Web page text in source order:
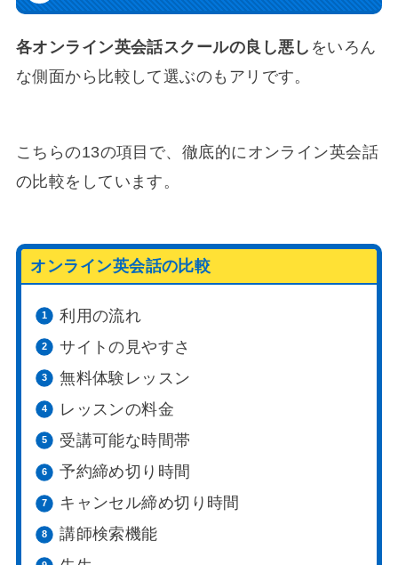
各オンライン英会話スクールの良し悪し をいろん
な側面から比較して選ぶのもアリです。
こちらの13の項目で、徹底的にオンライン英会話
の比較をしています。
オンライン英会話の比較
利用の流れ
サイトの見やすさ
無料体験レッスン
レッスンの料金
受講可能な時間帯
予約締め切り時間
キャンセル締め切り時間
講師検索機能